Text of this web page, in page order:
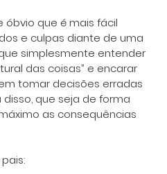
óbvio que é mais fácil
e culpas diante de uma
simplesmente entender
das coisas” e encarar
tomar decisões erradas
que seja de forma
as consequências